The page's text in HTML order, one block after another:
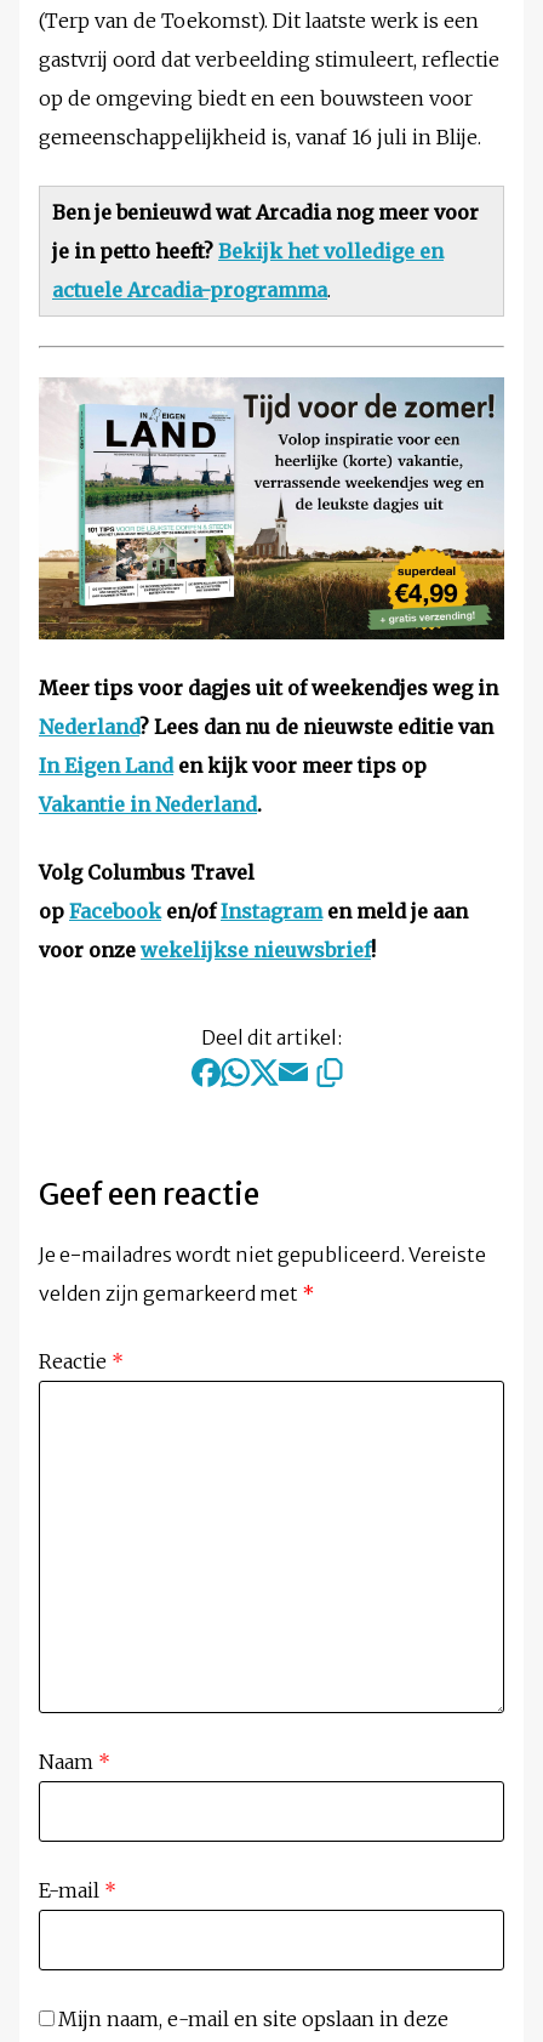
(Terp van de Toekomst). Dit laatste werk is een
gastvrij oord dat verbeelding stimuleert, reflectie
op de omgeving biedt en een bouwsteen voor
gemeenschappelijkheid is, vanaf 16 juli in Blije.
Ben je benieuwd wat Arcadia nog meer voor
je in petto heeft? Bekijk het volledige en
actuele Arcadia-programma.
Meer tips voor dagjes uit of weekendjes weg in
Nederland? Lees dan nu de nieuwste editie van
In Eigen Landen kijk voor meer tips op
Vakantie in Nederland.
Volg Columbus Travel
op Facebooken/ofInstagramen meld je aan
voor onze wekelijkse nieuwsbrief!
Deel dit artikel:
Geef een reactie
Je e-mailadres wordt niet gepubliceerd. Vereiste
velden zijn gemarkeerd met *
Reactie *
Naam *
E-mail *
Mijn naam, e-mail en site opslaan in deze